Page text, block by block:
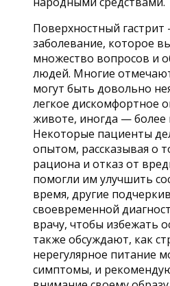
Поверхностный гастрит
заболевание, которое
множество вопросов и
людей. Многие
могут быть довольно
легкое дискомфортное
животе, иногда —
Некоторые пациенты
опытом, рассказывая о
рациона и отказ от
помогли им улучшить
время, другие
своевременной
врачу, чтобы избежать
также обсуждают, как
нерегулярное питание
симптомы, и